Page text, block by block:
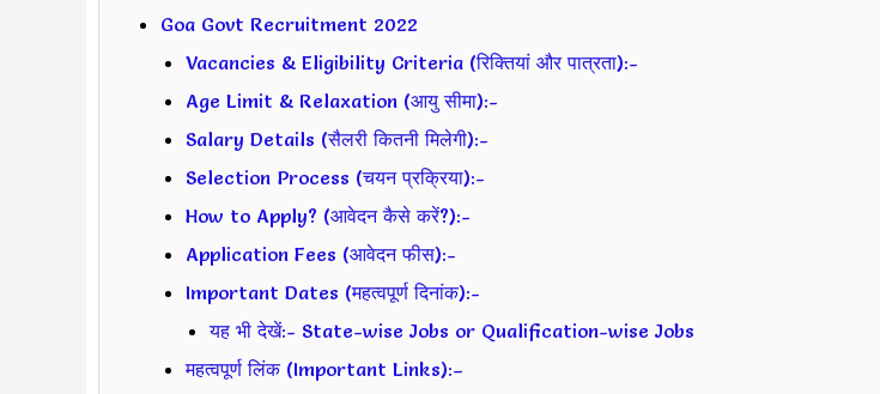
Goa Govt Recruitment 2022
Vacancies & Eligibility Criteria (रिक्तियां और पात्रता):-
Age Limit & Relaxation (आयु सीमा):-
Salary Details (सैलरी कितनी मिलेगी):-
Selection Process (चयन प्रक्रिया):-
How to Apply? (आवेदन कैसे करें?):-
Application Fees (आवेदन फीस):-
Important Dates (महत्वपूर्ण दिनांक):-
यह भी देखें:- State-wise Jobs or Qualification-wise Jobs
महत्वपूर्ण लिंक (Important Links):–